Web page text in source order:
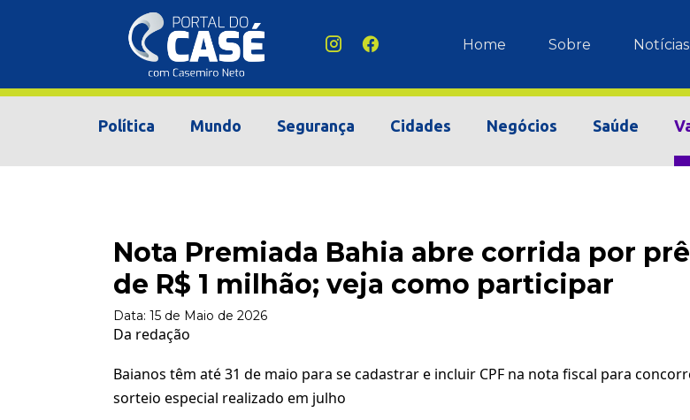
Home Sobre Notícias
Política Mundo Segurança Cidades Negócios Saúde
Nota Premiada Bahia abre corrida por
de R$ 1 milhão; veja como participar
Data: 15 de Maio de 2026
Da redação
Baianos têm até 31 de maio para se cadastrar e incluir CPF na nota fiscal para
sorteio especial realizado em julho